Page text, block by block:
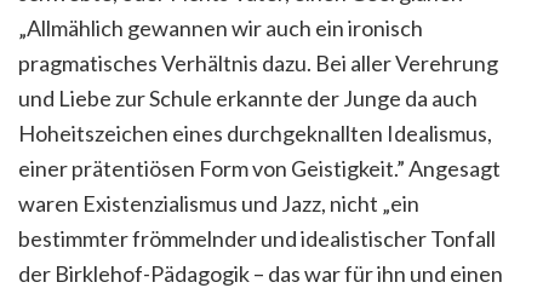
„Allmählich gewannen wir auch ein ironisch
pragmatisches Verhältnis dazu. Bei aller Verehrung
und Liebe zur Schule erkannte der Junge da auch
Hoheitszeichen eines durchgeknallten Idealismus,
einer prätentiösen Form von Geistigkeit.” Angesagt
waren Existenzialismus und Jazz, nicht „ein
bestimmter frömmelnder und idealistischer Tonfall
der Birklehof-Pädagogik – das war für ihn und einen